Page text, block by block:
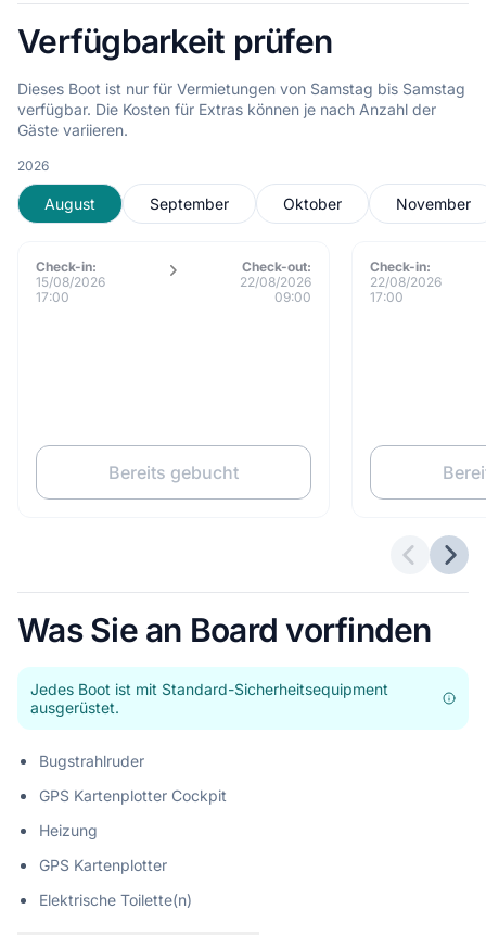
Verfügbarkeit prüfen
Dieses Boot ist nur für Vermietungen von Samstag bis Samstag
verfügbar. Die Kosten für Extras können je nach Anzahl der
Gäste variieren.
2026
August September Oktober November
Check-in:
15/08/2026
17:00
Check-out:
22/08/2026
09:00
Bereits gebucht
Check-in:
22/08/2026
17:00
Was Sie an Board vorfinden
Jedes Boot ist mit Standard-Sicherheitsequipment
ausgerüstet.
Bugstrahlruder
GPS Kartenplotter Cockpit
Heizung
GPS Kartenplotter
Elektrische Toilette(n)